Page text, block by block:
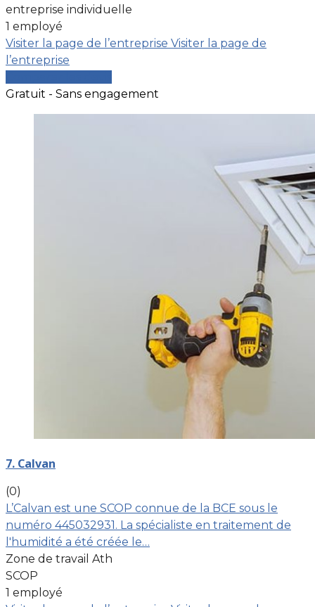
entreprise individuelle
1 employé
Visiter la page de l’entreprise Visiter la page de
l’entreprise
Gratuit - Sans engagement
7. Calvan
(0)
L’Calvan est une SCOP connue de la BCE sous le
numéro 445032931. La spécialiste en traitement de
l'humidité a été créée le…
Zone de travail Ath
SCOP
1 employé